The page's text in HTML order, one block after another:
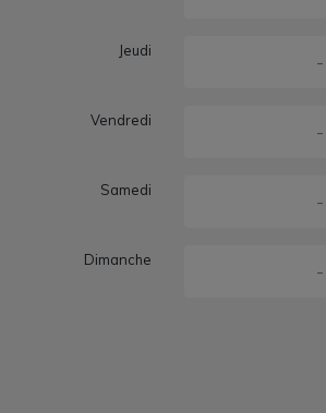
Jeudi
-
Vendredi
-
Samedi
-
Dimanche
-